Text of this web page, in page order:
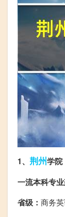
1、 荆州学院
一流本科专业
省级： 商务